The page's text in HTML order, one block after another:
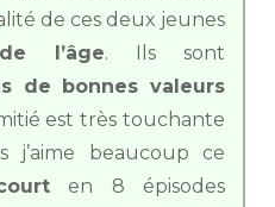
de ces deux jeunes
l’âge. Ils sont
de bonnes valeurs
est très touchante
j’aime beaucoup ce
en 8 épisodes